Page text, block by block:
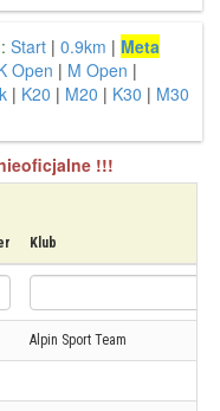
Start | 0.9km | Meta
Open | M Open |
| K20 | M20 | K30 | M30
!!!
Klub
Alpin Sport Team